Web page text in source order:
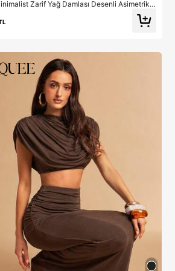
Zarif Yağ Damlası Desenli Asimetrik
Geometrik Kare Çivi Küpe, Niş Tasarım Ü
Kulak Takısı